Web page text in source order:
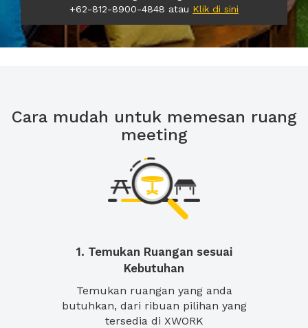
+62-812-8900-4848 atau Klik di sini
Cara mudah untuk memesan ruang
meeting
1. Temukan Ruangan sesuai
Kebutuhan
Temukan ruangan yang anda
butuhkan, dari ribuan pilihan yang
tersedia di XWORK